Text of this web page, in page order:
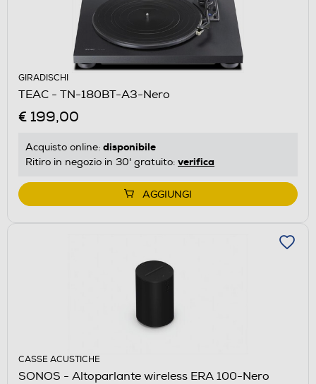
GIRADISCHI
TEAC - TN-180BT-A3-Nero
€ 199,00
Acquisto online: disponibile
Ritiro in negozio in 30' gratuito: verifica
AGGIUNGI
CASSE ACUSTICHE
SONOS - Altoparlante wireless ERA 100-Nero